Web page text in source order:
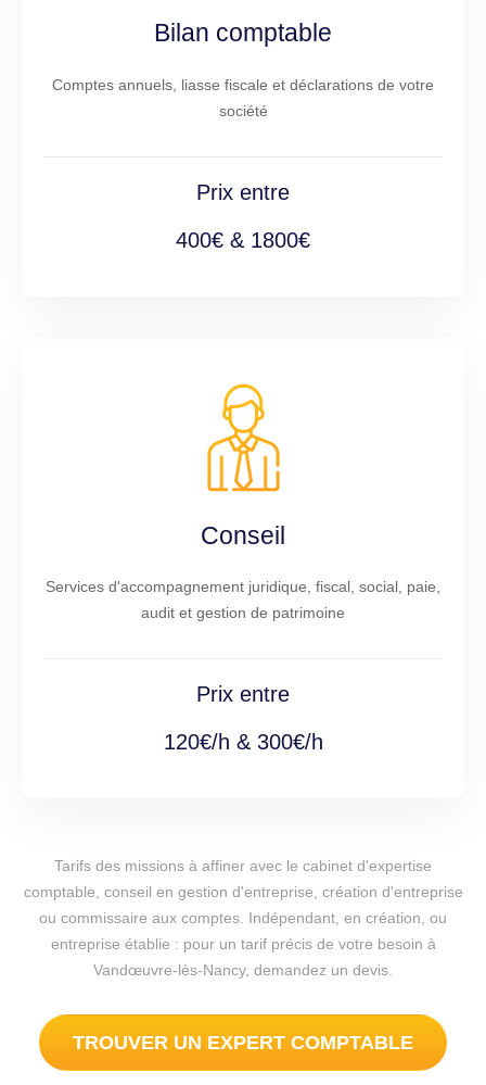
Bilan comptable
Comptes annuels, liasse fiscale et déclarations de votre
société
Prix entre
400€ & 1800€
Conseil
Services d'accompagnement juridique, fiscal, social, paie,
audit et gestion de patrimoine
Prix entre
120€/h & 300€/h
Tarifs des missions à affiner avec le cabinet d'expertise
comptable, conseil en gestion d'entreprise, création d'entreprise
ou commissaire aux comptes. Indépendant, en création, ou
entreprise établie : pour un tarif précis de votre besoin à
Vandœuvre-lès-Nancy, demandez un devis.
TROUVER UN EXPERT COMPTABLE